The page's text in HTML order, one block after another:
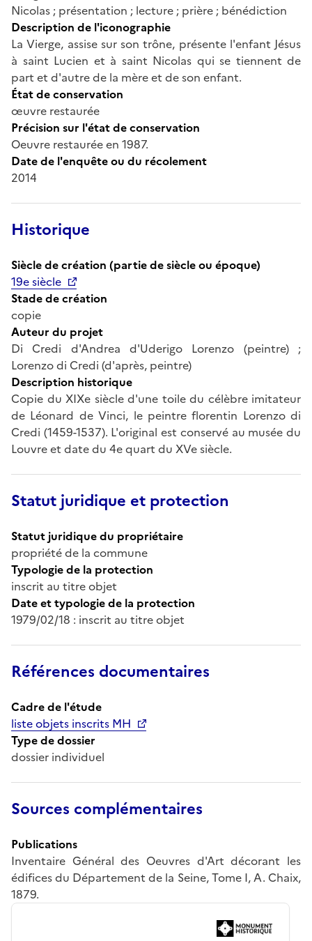
Nicolas ; présentation ; lecture ; prière ; bénédiction
Description de l'iconographie
La Vierge, assise sur son trône, présente l'enfant Jésus
à saint Lucien et à saint Nicolas qui se tiennent de
part et d'autre de la mère et de son enfant.
État de conservation
œuvre restaurée
Précision sur l'état de conservation
Oeuvre restaurée en 1987.
Date de l'enquête ou du récolement
2014
Historique
Siècle de création (partie de siècle ou époque)
19e siècle
Stade de création
copie
Auteur du projet
Di Credi d'Andrea d'Uderigo Lorenzo (peintre) ;
Lorenzo di Credi (d'après, peintre)
Description historique
Copie du XIXe siècle d'une toile du célèbre imitateur
de Léonard de Vinci, le peintre florentin Lorenzo di
Credi (1459-1537). L'original est conservé au musée du
Louvre et date du 4e quart du XVe siècle.
Statut juridique et protection
Statut juridique du propriétaire
propriété de la commune
Typologie de la protection
inscrit au titre objet
Date et typologie de la protection
1979/02/18 : inscrit au titre objet
Références documentaires
Cadre de l'étude
liste objets inscrits MH
Type de dossier
dossier individuel
Sources complémentaires
Publications
Inventaire Général des Oeuvres d'Art décorant les
édifices du Département de la Seine, Tome I, A. Chaix,
1879.